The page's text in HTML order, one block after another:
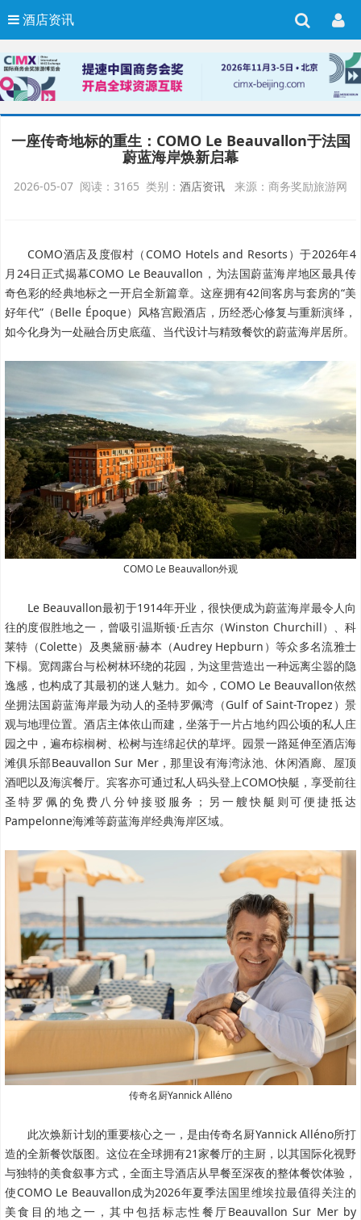
酒店资讯
一座传奇地标的重生：COMO Le Beauvallon于法国
蔚蓝海岸焕新启幕
2026-05-07 阅读：3165 类别： 酒店资讯 来源：商务奖励旅游网
COMO酒店及度假村（COMO Hotels and Resorts）于2026年4
月24日正式揭幕COMO Le Beauvallon，为法国蔚蓝海岸地区最具传
奇色彩的经典地标之一开启全新篇章。这座拥有42间客房与套房的“美
好年代”（Belle Époque）风格宫殿酒店，历经悉心修复与重新演绎，
如今化身为一处融合历史底蕴、当代设计与精致餐饮的蔚蓝海岸居所。
COMO Le Beauvallon外观
Le Beauvallon最初于1914年开业，很快便成为蔚蓝海岸最令人向
往的度假胜地之一，曾吸引温斯顿·丘吉尔（Winston Churchill）、科
莱特（Colette）及奥黛丽·赫本（Audrey Hepburn）等众多名流雅士
下榻。宽阔露台与松树林环绕的花园，为这里营造出一种远离尘嚣的隐
逸感，也构成了其最初的迷人魅力。如今，COMO Le Beauvallon依然
坐拥法国蔚蓝海岸最为动人的圣特罗佩湾（Gulf of Saint-Tropez）景
观与地理位置。酒店主体依山而建，坐落于一片占地约四公顷的私人庄
园之中，遍布棕榈树、松树与连绵起伏的草坪。园景一路延伸至酒店海
滩俱乐部Beauvallon Sur Mer，那里设有海湾泳池、休闲酒廊、屋顶
酒吧以及海滨餐厅。宾客亦可通过私人码头登上COMO快艇，享受前往
圣特罗佩的免费八分钟接驳服务；另一艘快艇则可便捷抵达
Pampelonne海滩等蔚蓝海岸经典海岸区域。
传奇名厨Yannick Alléno
此次焕新计划的重要核心之一，是由传奇名厨Yannick Alléno所打
造的全新餐饮版图。这位在全球拥有21家餐厅的主厨，以其国际化视野
与独特的美食叙事方式，全面主导酒店从早餐至深夜的整体餐饮体验，
使COMO Le Beauvallon成为2026年夏季法国里维埃拉最值得关注的
美食目的地之一，其中包括标志性餐厅Beauvallon Sur Mer by